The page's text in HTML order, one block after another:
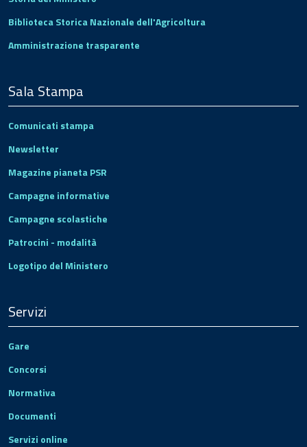
Biblioteca Storica Nazionale dell'Agricoltura
Amministrazione trasparente
Sala Stampa
Comunicati stampa
Newsletter
Magazine pianeta PSR
Campagne informative
Campagne scolastiche
Patrocini - modalità
Logotipo del Ministero
Servizi
Gare
Concorsi
Normativa
Documenti
Servizi online